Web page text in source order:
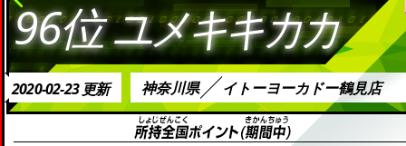
96位ユメキキカカ
2020-02-23 更新 神奈川県 イトーヨーカドー鶴見店